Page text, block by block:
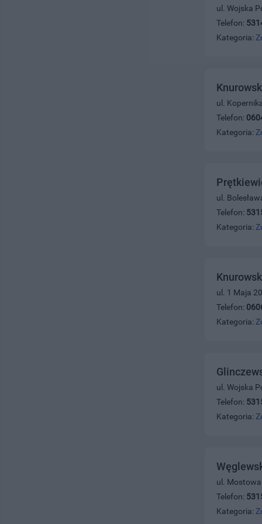
ul. Wojska
Telefon:
Kategoria:
ul.
Telefon:
Kategoria:
ul.
Telefon:
Kategoria:
ul. 1 Maja
Telefon:
Kategoria:
ul. Wojska
Telefon:
Kategoria:
ul.
Telefon:
Kategoria: